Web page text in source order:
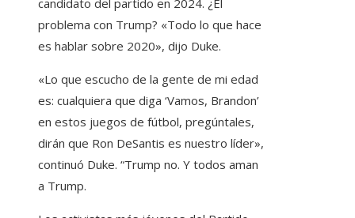
candidato del partido en 2024. ¿El
problema con Trump? «Todo lo que hace
es hablar sobre 2020», dijo Duke.
«Lo que escucho de la gente de mi edad
es: cualquiera que diga ‘Vamos, Brandon’
en estos juegos de fútbol, ​​pregúntales,
dirán que Ron DeSantis es nuestro líder»,
continuó Duke. “Trump no. Y todos aman
a Trump.